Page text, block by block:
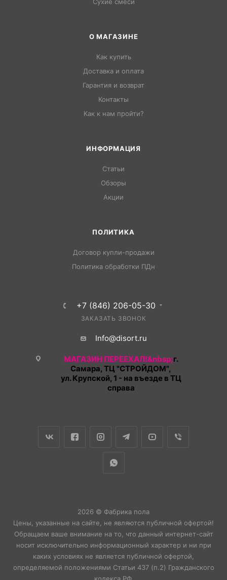
О МАГАЗИНЕ
Как купить
Доставка и оплата
Гарантия и возврат
Контакты
Как к нам пройти?
ИНФОРМАЦИЯ
Статьи
Обзоры
Акции
ПОЛИТИКА
Договор купли-продажи
Политика обработки ПДн
+7 (846) 206-05-30
ЗАКАЗАТЬ ЗВОНОК
Info@disort.ru
МАГАЗИН ПЕРЕЕХАЛ!&nbsp;г.
Самара, ТЦ "СТРОЙДОМ",
ул. Крупской, 1 - на въезде в ТЦ
справа
2026 © Фабрика пола
Цены, указанные на сайте, не являются публичной офертой!
Обращаем ваше внимание на то, что данный интернет-сайт
носит исключительно информационный характер и ни при
каких условиях не является публичной офертой,
определяемой положениями Статьи 437 (п.2) Гражданского